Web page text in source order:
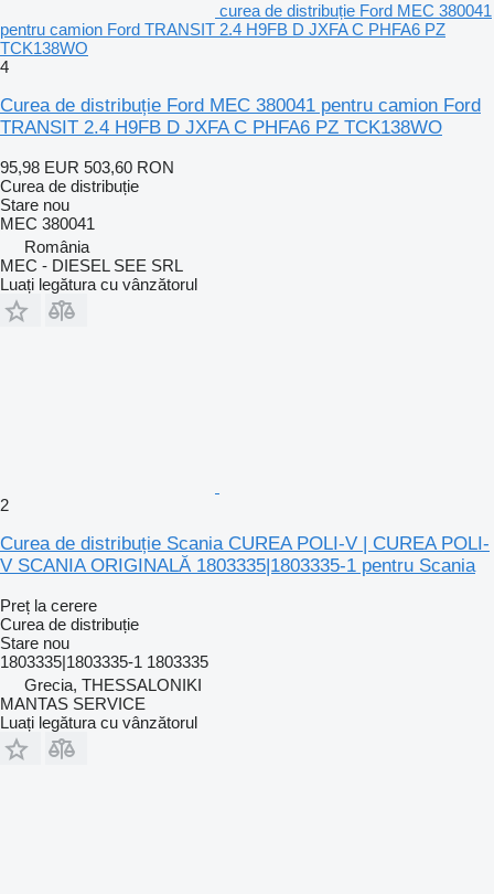
curea de distribuție Ford MEC 380041
pentru camion Ford TRANSIT 2.4 H9FB D JXFA C PHFA6 PZ
TCK138WO
4
Curea de distribuție Ford MEC 380041 pentru camion Ford
TRANSIT 2.4 H9FB D JXFA C PHFA6 PZ TCK138WO
95,98 EUR 503,60 RON
Curea de distribuție
Stare nou
MEC 380041
România
MEC - DIESEL SEE SRL
Luați legătura cu vânzătorul
2
Curea de distribuție Scania CUREA POLI-V | CUREA POLI-
V SCANIA ORIGINALĂ 1803335|1803335-1 pentru Scania
Preț la cerere
Curea de distribuție
Stare nou
1803335|1803335-1 1803335
Grecia, THESSALONIKI
MANTAS SERVICE
Luați legătura cu vânzătorul